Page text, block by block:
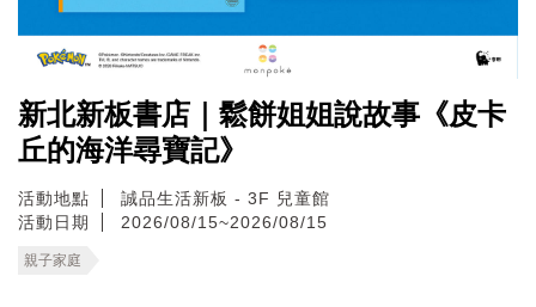
新北新板書店｜鬆餅姐姐說故事《皮卡
丘的海洋尋寶記》
活動地點
誠品生活新板 - 3F 兒童館
活動日期
2026/08/15~2026/08/15
親子家庭